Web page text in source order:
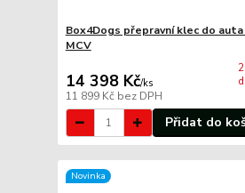
Box4Dogs přepravní klec do auta
MCV
14 398 Kč/ks
11 899 Kč bez DPH
Přidat do
Novinka